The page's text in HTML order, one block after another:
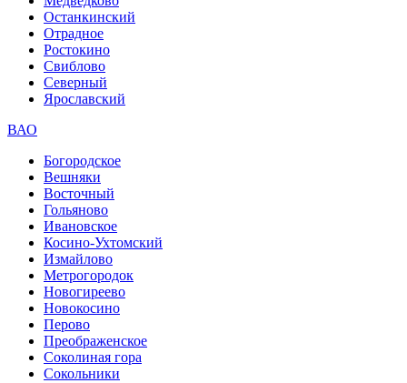
Останкинский
Отрадное
Ростокино
Свиблово
Северный
Ярославский
ВАО
Богородское
Вешняки
Восточный
Гольяново
Ивановское
Косино-Ухтомский
Измайлово
Метрогородок
Новогиреево
Новокосино
Перово
Преображенское
Соколиная гора
Сокольники